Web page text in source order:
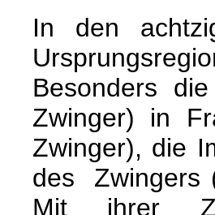
In den
Besonders
Zwinger) in
Zwinger), die
des Zwingers
Mit ihrer